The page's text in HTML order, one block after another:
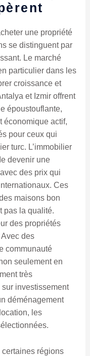
une propriété
se distinguent par
Le marché
particulier dans les
croissance et
et Izmir offrent
époustouflante,
économique actif,
pour ceux qui
turc. L’immobilier
devenir une
des prix qui
Ces
maisons bon
pas la qualité.
des propriétés
des
communauté
seulement en
très
investissement
déménagement
les
certaines régions